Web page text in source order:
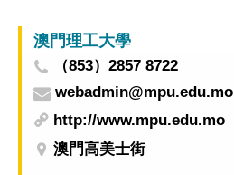
澳門理工大學
（853）2857 8722
webadmin@mpu.edu.mo
http://www.mpu.edu.mo
澳門高美士街